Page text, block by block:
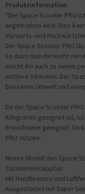
Produktinformation
"Der Space Scooter PRO
angetrieben wird. Dies
Vorwärts- und
Der Space Scooter PRO
so dass man ihn leicht
macht ihn auch zu einem
mittlere Strecken. Der
besseren Umwelt und
Da der Space Scooter
Kilogramm geeignet ist,
Erwachsene geeignet. So
PRO nutzen.
Neues Modell des Space
Zusammenklappbar
Mit Handbremse und
Ausgestattet mit Super